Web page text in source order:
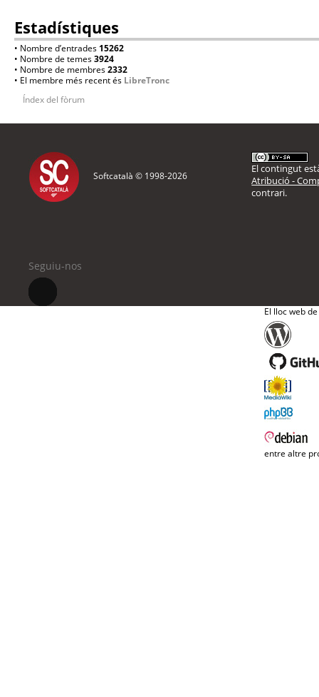
Estadístiques
• Nombre d’entrades 15262
• Nombre de temes3924
• Nombre de membres2332
• El membre més recent és LibreTronc
Índex del fòrum
Softcatalà © 1998-2026
El contingut
Atribució -
contrari.
Seguiu-nos
El lloc web
entre altre